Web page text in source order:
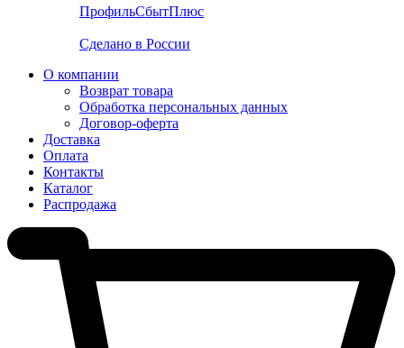
ПрофильСбытПлюс
Сделано в России
О компании
Возврат товара
Обработка персональных данных
Договор-оферта
Доставка
Оплата
Контакты
Каталог
Распродажа